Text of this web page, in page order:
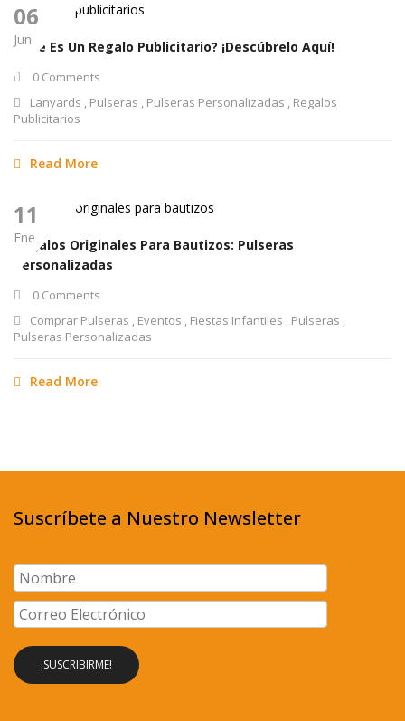
06
Jun
¿Qué Es Un Regalo Publicitario? ¡Descúbrelo Aquí!
0 Comments
Lanyards , Pulseras , Pulseras Personalizadas , Regalos
Publicitarios
Read More
11
Ene
Regalos Originales Para Bautizos: Pulseras
Personalizadas
0 Comments
Comprar Pulseras , Eventos , Fiestas Infantiles , Pulseras ,
Pulseras Personalizadas
Read More
Suscríbete a Nuestro Newsletter